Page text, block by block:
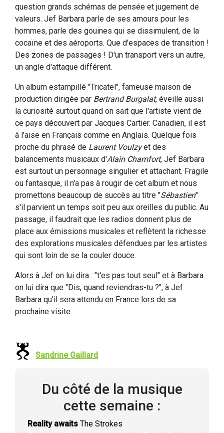
question grands schémas de pensée et jugement de
valeurs. Jef Barbara parle de ses amours pour les
hommes, parle des gouines qui se dissimulent, de la
cocaïne et des aéroports. Que d'espaces de transition !
Des zones de passages ! D'un transport vers un autre,
un angle d'attaque différent.
Un album estampillé "Tricatel", fameuse maison de
production dirigée par Bertrand Burgalat, éveille aussi
la curiosité surtout quand on sait que l'artiste vient de
ce pays découvert par Jacques Cartier. Canadien, il est
à l'aise en Français comme en Anglais. Quelque fois
proche du phrasé de Laurent Voulzyet des
balancements musicaux d'Alain Chamfort, Jef Barbara
est surtout un personnage singulier et attachant. Fragile
ou fantasque, il n'a pas à rougir de cet album et nous
promettons beaucoup de succès au titre "Sébastien"
s'il parvient un temps soit peu aux oreilles du public. Au
passage, il faudrait que les radios donnent plus de
place aux émissions musicales et reflètent la richesse
des explorations musicales défendues par les artistes
qui sont loin de se la couler douce.
Alors à Jef on lui dira : "t'es pas tout seul" et à Barbara
on lui dira que "Dis, quand reviendras-tu ?", à Jef
Barbara qu'il sera attendu en France lors de sa
prochaine visite.
Sandrine Gaillard
Du côté de la musique
cette semaine :
Reality awaits The Strokes